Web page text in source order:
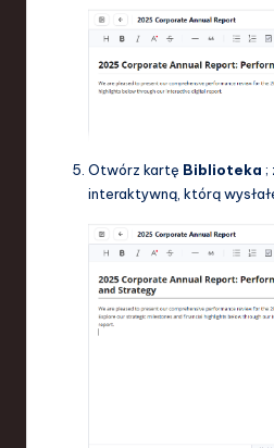
Otwórz kartę Biblioteka ;
interaktywną, którą